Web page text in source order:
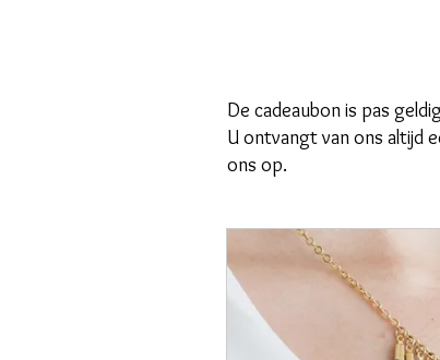
De cadeaubon is pas
U ontvangt van ons altijd
ons op.